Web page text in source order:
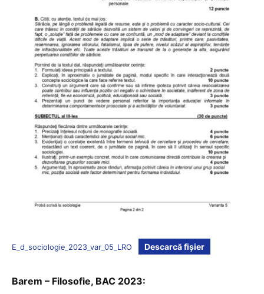
E_d_sociologie_2023_var_05_LRO Descarcă fișier
Barem – Filosofie, BAC 2023: